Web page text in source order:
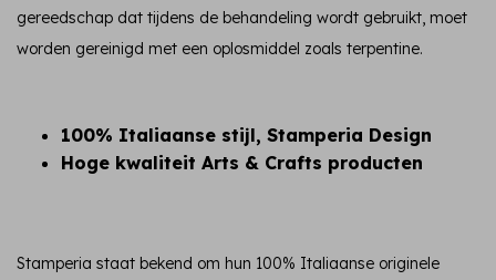
gereedschap dat tijdens de behandeling wordt gebruikt, moet
worden gereinigd met een oplosmiddel zoals terpentine.
100% Italiaanse stijl, Stamperia Design
Hoge kwaliteit Arts & Crafts producten
Stamperia staat bekend om hun 100% Italiaanse originele